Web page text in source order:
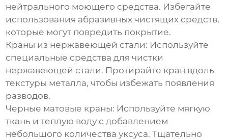
нейтрального моющего средства. Избегайте
использования абразивных чистящих средств,
которые могут повредить покрытие.
Краны из нержавеющей стали: Используйте
специальные средства для чистки
нержавеющей стали. Протирайте кран вдоль
текстуры металла, чтобы избежать появления
разводов.
Черные матовые краны: Используйте мягкую
ткань и теплую воду с добавлением
небольшого количества уксуса. Тщательно